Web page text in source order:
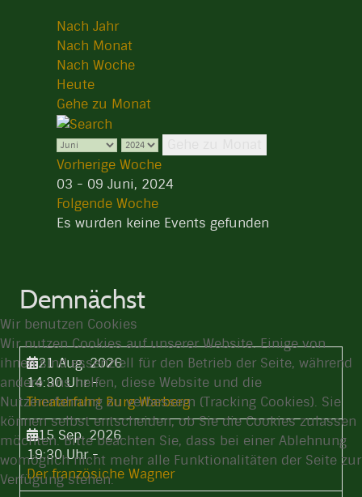
Nach Jahr
Nach Monat
Nach Woche
Heute
Gehe zu Monat
Vorherige Woche
03 - 09 Juni, 2024
Folgende Woche
Es wurden keine Events gefunden
Demnächst
21 Aug. 2026
14:30 Uhr-
Theaterfahrt Burg Warberg
15 Sep. 2026
19:30 Uhr-
Der französiche Wagner
Wir benutzen Cookies
Wir nutzen Cookies auf unserer Website. Einige von
ihnen sind essenziell für den Betrieb der Seite, während
andere uns helfen, diese Website und die
Nutzererfahrung zu verbessern (Tracking Cookies). Sie
können selbst entscheiden, ob Sie die Cookies zulassen
möchten. Bitte beachten Sie, dass bei einer Ablehnung
womöglich nicht mehr alle Funktionalitäten der Seite zur
Verfügung stehen.